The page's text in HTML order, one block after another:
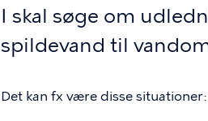
I skal søge om
spildevand til
Det kan fx være disse situationer: